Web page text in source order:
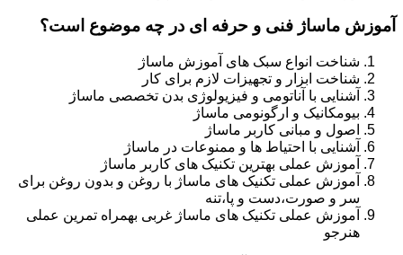
آموزش ماساژ فنی و حرفه ای در چه موضوع است؟
شناخت انواع سبک های آموزش ماساژ
شناخت ابزار و تجهیزات لازم برای کار
آشنایی با آناتومی و فیزیولوژی بدن تخصصی ماساژ
بیومکانیک و ارگونومی ماساژ
اصول و مبانی کاربر ماساژ
آشنایی با احتیاط ها و ممنوعات در ماساژ
آموزش عملی بهترین تکنیک های کاربر ماساژ
آموزش عملی تکنیک های ماساژ با روغن و بدون روغن برای
سر و صورت،دست و پا،تنه
آموزش عملی تکنیک های ماساژ غربی بهمراه تمرین عملی
هنرجو